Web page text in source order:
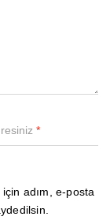
*
adım, e-posta